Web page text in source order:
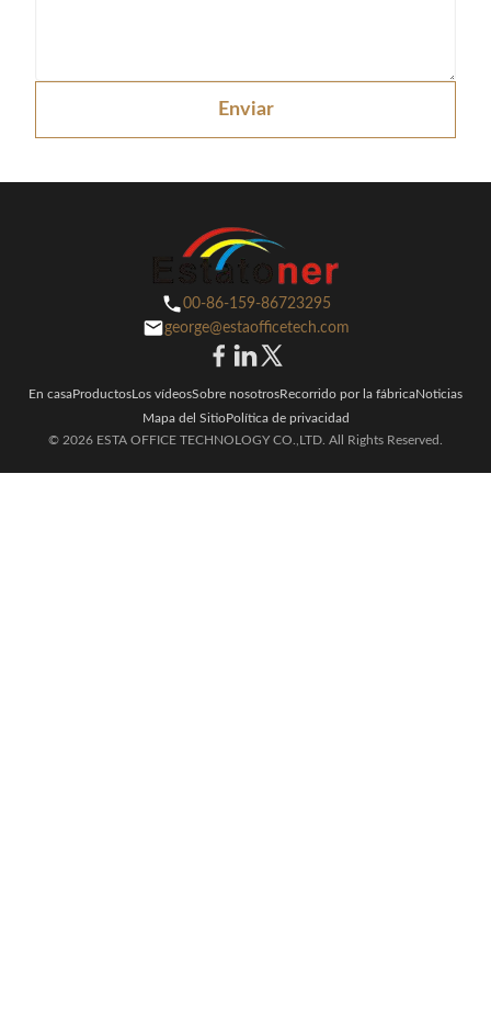
Enviar
00-86-159-86723295
george@estaofficetech.com
En casaProductos Los vídeosSobre nosotrosRecorrido por la fábricaNoticias
Mapa del SitioPolítica de privacidad
© 2026 ESTA OFFICE TECHNOLOGY CO.,LTD. All Rights Reserved.